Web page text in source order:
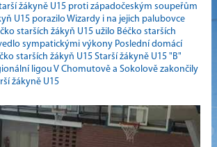
žákyně U15 proti západočeským soupeřům
U15 porazilo Wizardy i na jejich palubovce
starších žákyň U15 užilo Béčko starších
sympatickými výkony Poslední domácí
starších žákyň U15 Starší žákyně U15 "B"
ligou V Chomutově a Sokolově zakončily
žákyně U15